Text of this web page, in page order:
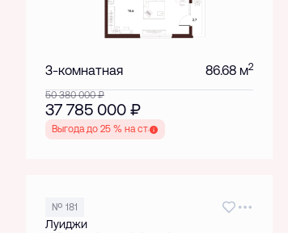
3-комнатная 86.68 м2
50 380 000₽
37 785 000 ₽
Выгода до 25 % на старте
№ 181
Луиджи